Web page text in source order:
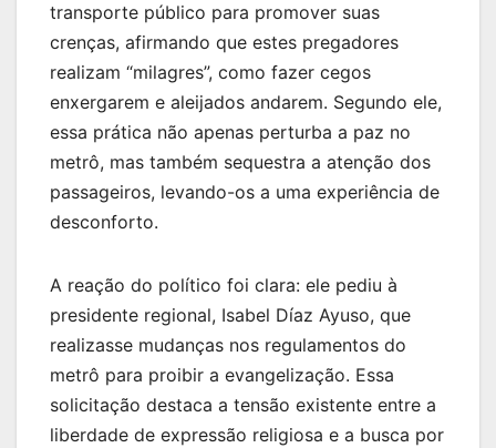
transporte público para promover suas
crenças, afirmando que estes pregadores
realizam “milagres”, como fazer cegos
enxergarem e aleijados andarem. Segundo ele,
essa prática não apenas perturba a paz no
metrô, mas também sequestra a atenção dos
passageiros, levando-os a uma experiência de
desconforto.
A reação do político foi clara: ele pediu à
presidente regional, Isabel Díaz Ayuso, que
realizasse mudanças nos regulamentos do
metrô para proibir a evangelização. Essa
solicitação destaca a tensão existente entre a
liberdade de expressão religiosa e a busca por